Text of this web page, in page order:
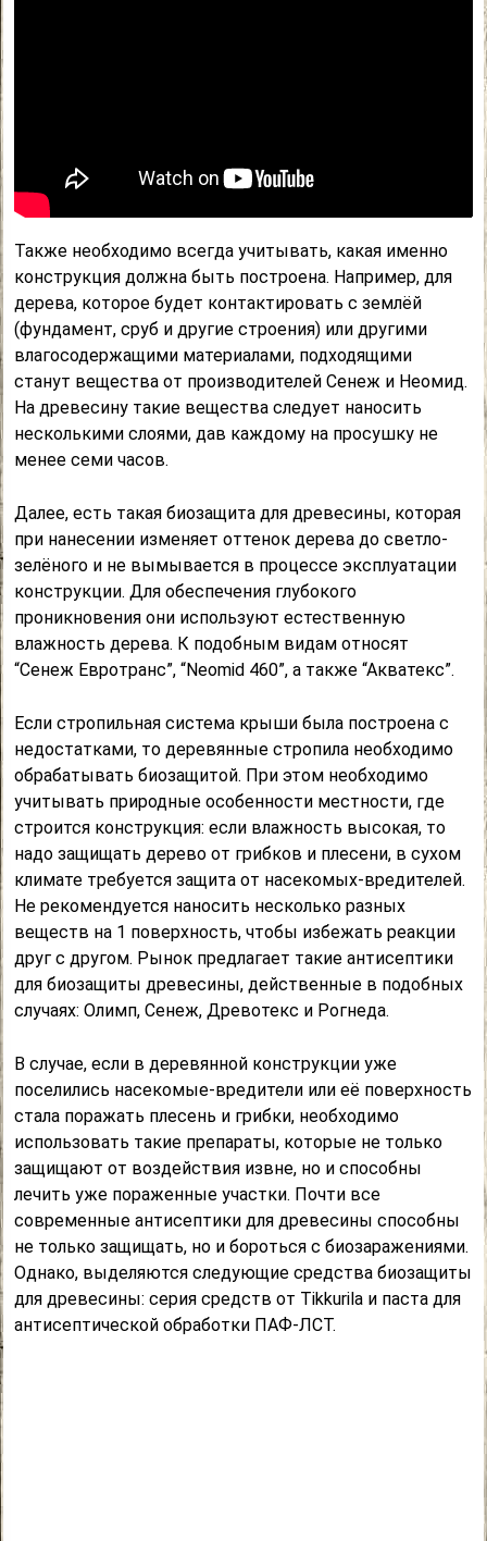
Также необходимо всегда учитывать, какая именно
конструкция должна быть построена. Например, для
дерева, которое будет контактировать с землёй
(фундамент, сруб и другие строения) или другими
влагосодержащими материалами, подходящими
станут вещества от производителей Сенеж и Неомид.
На древесину такие вещества следует наносить
несколькими слоями, дав каждому на просушку не
менее семи часов.
Далее, есть такая биозащита для древесины, которая
при нанесении изменяет оттенок дерева до светло-
зелёного и не вымывается в процессе эксплуатации
конструкции. Для обеспечения глубокого
проникновения они используют естественную
влажность дерева. К подобным видам относят
“Сенеж Евротранс”, “Neomid 460”, а также “Акватекс”.
Если стропильная система крыши была построена с
недостатками, то деревянные стропила необходимо
обрабатывать биозащитой. При этом необходимо
учитывать природные особенности местности, где
строится конструкция: если влажность высокая, то
надо защищать дерево от грибков и плесени, в сухом
климате требуется защита от насекомых-вредителей.
Не рекомендуется наносить несколько разных
веществ на 1 поверхность, чтобы избежать реакции
друг с другом. Рынок предлагает такие антисептики
для биозащиты древесины, действенные в подобных
случаях: Олимп, Сенеж, Древотекс и Рогнеда.
В случае, если в деревянной конструкции уже
поселились насекомые-вредители или её поверхность
стала поражать плесень и грибки, необходимо
использовать такие препараты, которые не только
защищают от воздействия извне, но и способны
лечить уже пораженные участки. Почти все
современные антисептики для древесины способны
не только защищать, но и бороться с биозаражениями.
Однако, выделяются следующие средства биозащиты
для древесины: серия средств от Tikkurila и паста для
антисептической обработки ПАФ-ЛСТ.